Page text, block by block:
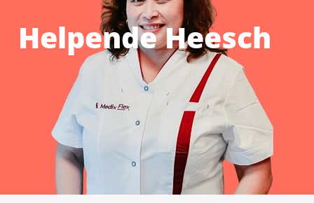
Helpende Heesch